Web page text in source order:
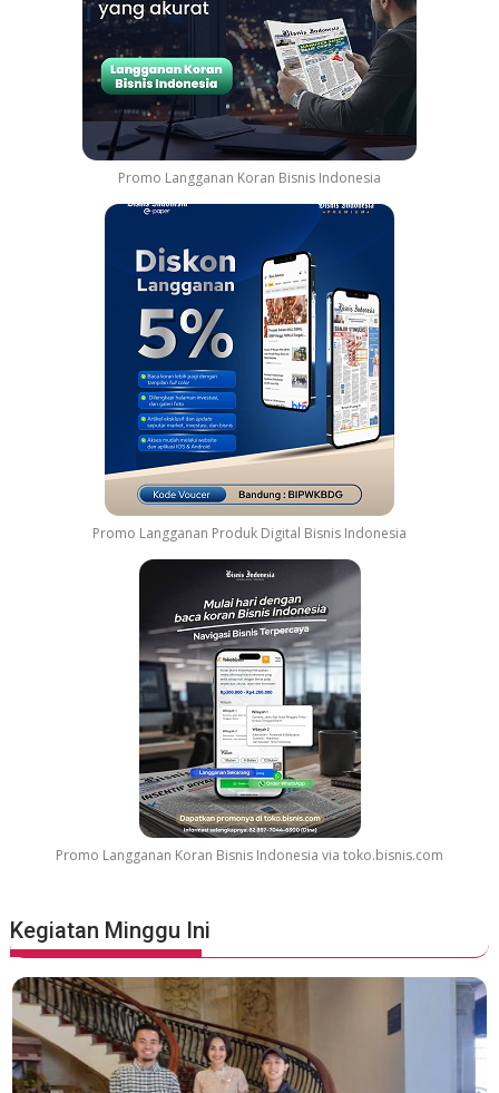
Promo Langganan Koran Bisnis Indonesia
Promo Langganan Produk Digital Bisnis Indonesia
Promo Langganan Koran Bisnis Indonesia via toko.bisnis.com
Kegiatan Minggu Ini